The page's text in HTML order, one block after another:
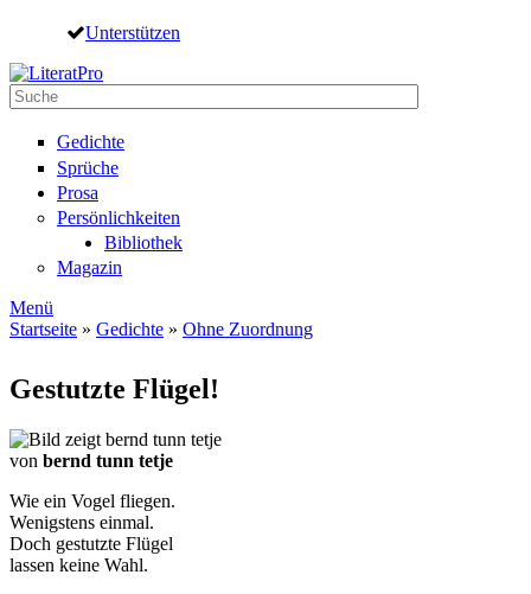
Direkt zum Inhalt
Unterstützen
Suche
Gedichte
Sprüche
Prosa
Persönlichkeiten
Bibliothek
Magazin
Menü
Startseite » Gedichte » Ohne Zuordnung
Gestutzte Flügel!
von bernd tunn tetje
Wie ein Vogel fliegen.
Wenigstens einmal.
Doch gestutzte Flügel
lassen keine Wahl.